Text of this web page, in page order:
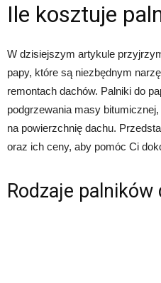
Ile kosztuje
W dzisiejszym artykule
papy, które są niezbędnym
remontach dachów. Palniki do
podgrzewania masy
na powierzchnię dachu.
oraz ich ceny, aby pomóc Ci
Rodzaje palników